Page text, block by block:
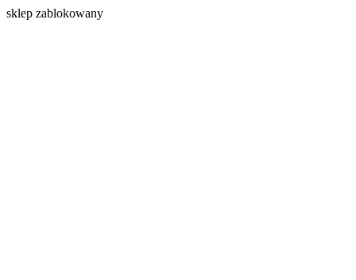
sklep zablokowany